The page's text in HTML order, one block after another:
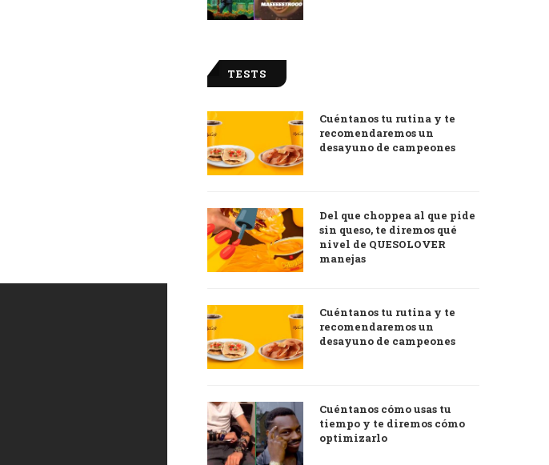
TESTS
Cuéntanos tu rutina y te
recomendaremos un
desayuno de campeones
Del que choppea al que pide
sin queso, te diremos qué
nivel de QUESOLOVER
manejas
Cuéntanos tu rutina y te
recomendaremos un
desayuno de campeones
Cuéntanos cómo usas tu
tiempo y te diremos cómo
optimizarlo